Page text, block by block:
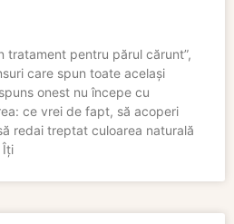
tratament pentru părul cărunt”,
care spun toate același
onest nu începe cu
ce vrei de fapt, să acoperi
redai treptat culoarea naturală
Îți